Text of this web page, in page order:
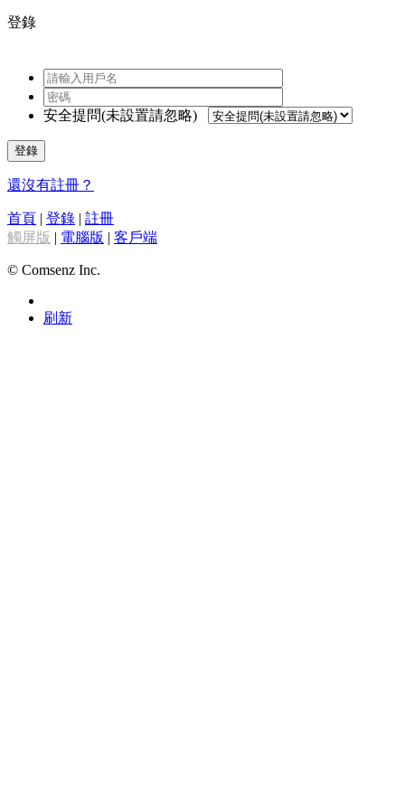
登錄
安全提問(未設置請忽略)
登錄
還沒有註冊？
首頁 | 登錄 | 註冊
觸屏版 | 電腦版 | 客戶端
© Comsenz Inc.
刷新